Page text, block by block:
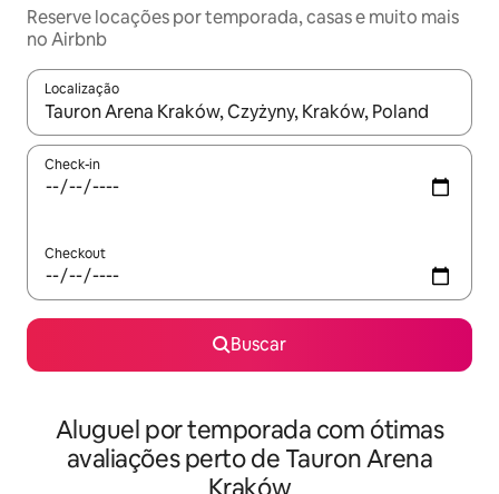
Reserve locações por temporada, casas e muito mais
no Airbnb
Localização
Quando os resultados estiverem disponíveis, explore-os
Check-in
Checkout
Buscar
Aluguel por temporada com ótimas
avaliações perto de Tauron Arena